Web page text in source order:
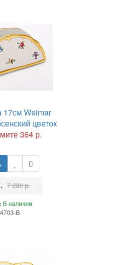
Weimar
цветок
364 р.
7 280 р.
В наличии
B